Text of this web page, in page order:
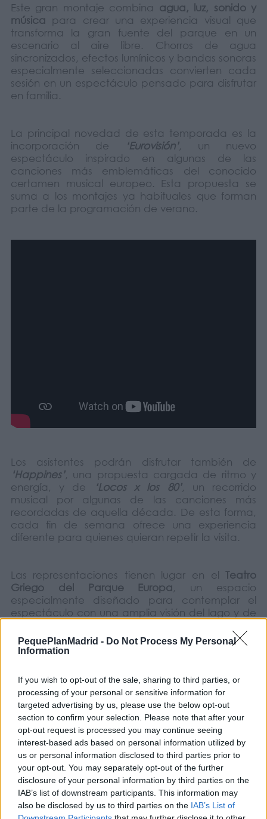
PequePlanMadrid - Do Not Process My Personal
Information
If you wish to opt-out of the sale, sharing to third parties, or
processing of your personal or sensitive information for
targeted advertising by us, please use the below opt-out
section to confirm your selection. Please note that after your
opt-out request is processed you may continue seeing
interest-based ads based on personal information utilized by
us or personal information disclosed to third parties prior to
your opt-out. You may separately opt-out of the further
disclosure of your personal information by third parties on the
IAB’s list of downstream participants. This information may
also be disclosed by us to third parties on the IAB’s List of
Este gran montaje combina agua, luz, sonido y
música para crear una experiencia visual que
transforma la gran fuente del parque en un
escenario al aire libre. Chorros de agua
sincronizados, efectos lumínicos y bandas sonoras
especialmente seleccionadas convierten cada
sesión en un espectáculo pensado para disfrutar
en familia.
La principal novedad de esta temporada es la
incorporación de
‘Eurovisión’, un nuevo
espectáculo inspirado en algunas de las
canciones más emblemáticas del conocido
certamen musical europeo. Esta propuesta se
suma a los montajes ya habituales que forman
parte de la programación de verano.
Los asistentes podrán disfrutar también de
‘Happines’, una propuesta cargada de ritmo y
energía, y de
‘Locos x los 80’, un recorrido
musical por algunas de las canciones más
recordadas de aquella década. De esta forma,
cada fin de semana ofrece una experiencia
diferente para quienes quieran repetir la visita.
Las representaciones tienen lugar en el Teatro
Griego del Parque Europa , un espacio
especialmente diseñado para contemplar el
espectáculo con una amplia visión del lago y de
las réplicas monumentales más conocidas del
parque, crea un escenario especialmente
Con el regreso de ‘Espectáculo Fuente’
Parque Europa vuelve a convertirse en uno de los
puntos de encuentro más destacados del
verano para familias, vecinos y visitantes que
buscan una actividad gratuita para disfrutar al
aire libre.
Si todavía no lo habéis visto o queréis descubrir la
nueva propuesta inspirada en Eurovisión, esta